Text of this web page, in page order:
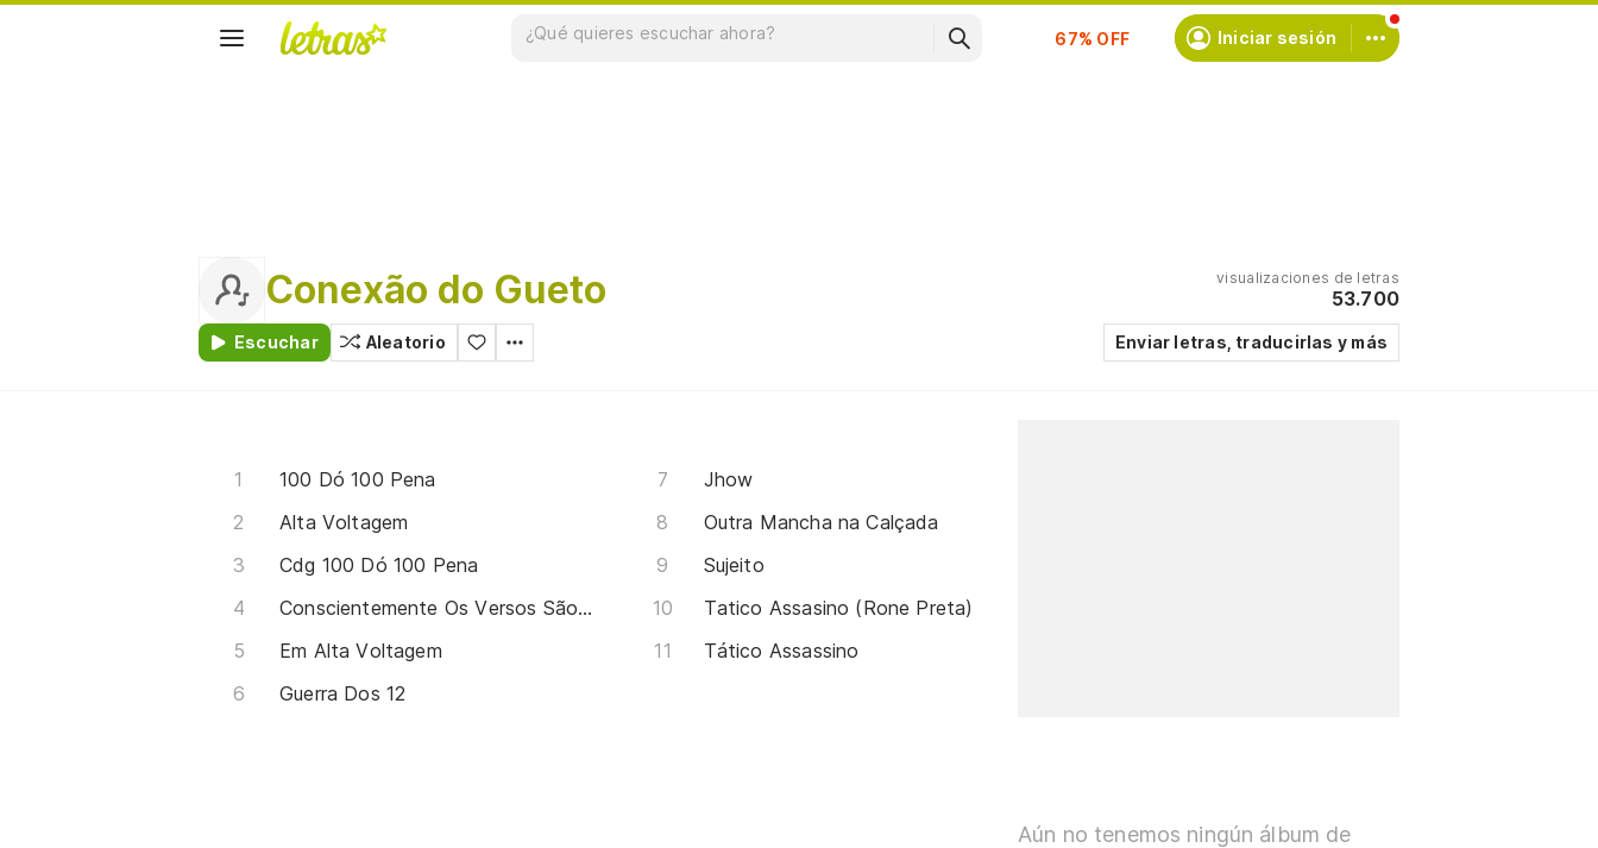
Suscríbete Iniciar sesión
Conexão do Gueto
Escuchar Aleatorio
visualizaciones de letras
53.700
Enviar letras, traducirlas y más
100 Dó 100 Pena
Alta Voltagem
Cdg 100 Dó 100 Pena
Conscientemente Os Versos São Rimados
Em Alta Voltagem
Guerra Dos 12
Jhow
Outra Mancha na Calçada
Sujeito
Tatico Assasino (Rone Preta)
Tático Assassino
Aún no tenemos ningún álbum de